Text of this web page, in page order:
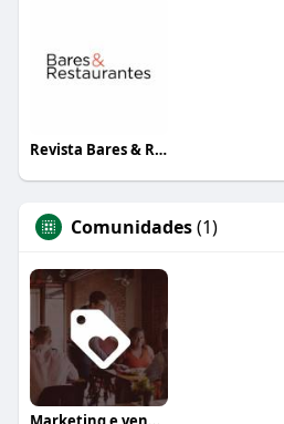
Revista Bares & Restaurantes
Comunidades(1)